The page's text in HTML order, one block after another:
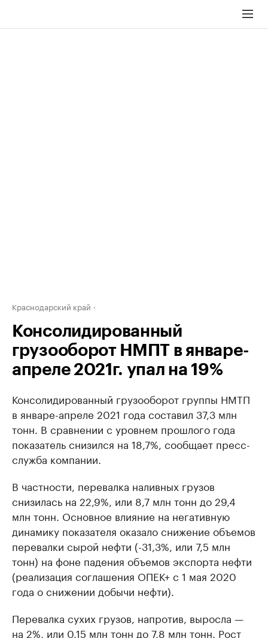
Краснодарский край
Консолидированный
грузооборот НМПТ в январе-
апреле 2021г. упал на 19%
Консолидированный грузооборот группы НМТП
в январе-апреле 2021 года составил 37,3 млн
тонн. В сравнении с уровнем прошлого года
показатель снизился на 18,7%, сообщает пресс-
служба компании.
В частности, перевалка наливных грузов
снизилась на 22,9%, или 8,7 млн тонн до 29,4
млн тонн. Основное влияние на негативную
динамику показателя оказало снижение объемов
перевалки сырой нефти (-31,3%, или 7,5 млн
тонн) на фоне падения объемов экспорта нефти
(реализация соглашения ОПЕК+ с 1 мая 2020
года о снижении добычи нефти).
Перевалка сухих грузов, напротив, выросла —
на 2%, или 0,15 млн тонн до 7,8 млн тонн. Рост